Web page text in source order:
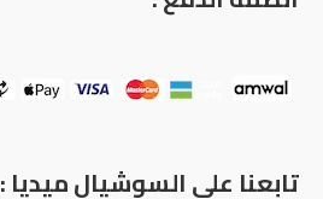
تابعنا علي السوشيال ميديا :